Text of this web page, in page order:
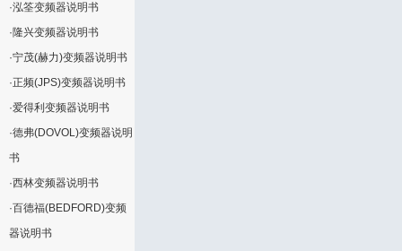
·泓筌变频器说明书
·隆兴变频器说明书
·宁茂(赫力)变频器说明书
·正频(JPS)变频器说明书
·爱得利变频器说明书
·德弗(DOVOL)变频器说明
书
·西林变频器说明书
·百德福(BEDFORD)变频
器说明书